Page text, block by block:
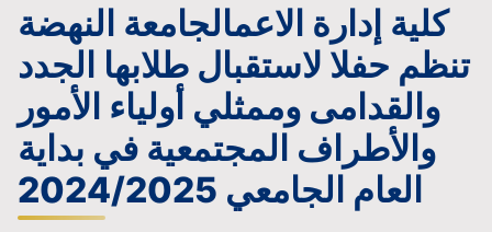
كلية إدارة الاعمالجامعة النهضة
تنظم حفلا لاستقبال طلابها الجدد
والقدامى وممثلي أولياء الأمور
والأطراف المجتمعية في بداية
العام الجامعي 2024/2025